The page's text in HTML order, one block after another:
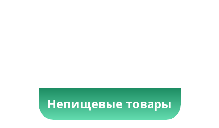
Непищевые товары